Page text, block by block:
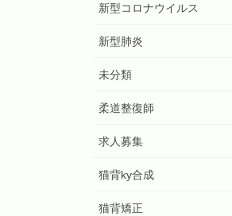
新型コロナウイルス
新型肺炎
未分類
柔道整復師
求人募集
猫背ky合成
猫背矯正